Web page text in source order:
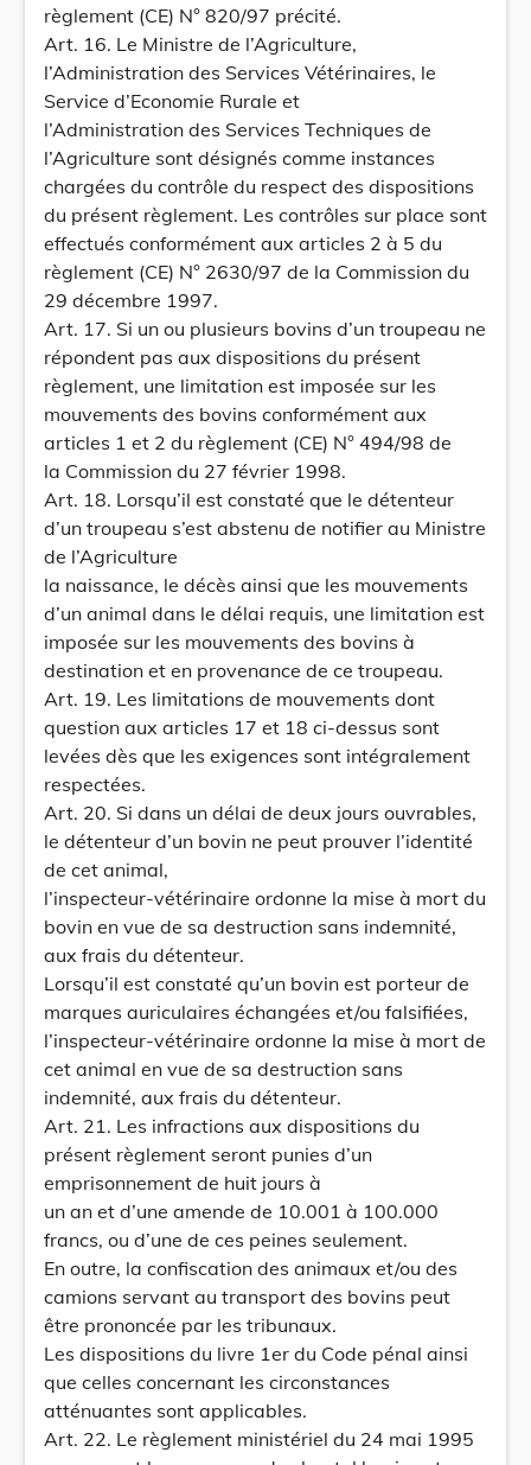
règlement (CE) N° 820/97 précité.
Art. 16. Le Ministre de l’Agriculture,
l’Administration des Services Vétérinaires, le
Service d’Economie Rurale et
l’Administration des Services Techniques de
l’Agriculture sont désignés comme instances
chargées du contrôle du respect des dispositions
du présent règlement. Les contrôles sur place sont
effectués conformément aux articles 2 à 5 du
règlement (CE) N° 2630/97 de la Commission du
29 décembre 1997.
Art. 17. Si un ou plusieurs bovins d’un troupeau ne
répondent pas aux dispositions du présent
règlement, une limitation est imposée sur les
mouvements des bovins conformément aux
articles 1 et 2 du règlement (CE) N° 494/98 de
la Commission du 27 février 1998.
Art. 18. Lorsqu’il est constaté que le détenteur
d’un troupeau s’est abstenu de notifier au Ministre
de l’Agriculture
la naissance, le décès ainsi que les mouvements
d’un animal dans le délai requis, une limitation est
imposée sur les mouvements des bovins à
destination et en provenance de ce troupeau.
Art. 19. Les limitations de mouvements dont
question aux articles 17 et 18 ci-dessus sont
levées dès que les exigences sont intégralement
respectées.
Art. 20. Si dans un délai de deux jours ouvrables,
le détenteur d’un bovin ne peut prouver l’identité
de cet animal,
l’inspecteur-vétérinaire ordonne la mise à mort du
bovin en vue de sa destruction sans indemnité,
aux frais du détenteur.
Lorsqu’il est constaté qu’un bovin est porteur de
marques auriculaires échangées et/ou falsifiées,
l’inspecteur-vétérinaire ordonne la mise à mort de
cet animal en vue de sa destruction sans
indemnité, aux frais du détenteur.
Art. 21. Les infractions aux dispositions du
présent règlement seront punies d’un
emprisonnement de huit jours à
un an et d’une amende de 10.001 à 100.000
francs, ou d’une de ces peines seulement.
En outre, la confiscation des animaux et/ou des
camions servant au transport des bovins peut
être prononcée par les tribunaux.
Les dispositions du livre 1er du Code pénal ainsi
que celles concernant les circonstances
atténuantes sont applicables.
Art. 22. Le règlement ministériel du 24 mai 1995